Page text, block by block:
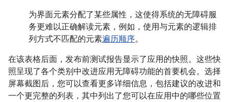
为界面元素分配了某些属性，这使得系统的无障碍服
务更难以正确解读元素，例如，使用与元素的逻辑排
列方式不匹配的元素遍历顺序。
在该表格后面，发布前测试报告显示了应用的快照。这些快
照呈现了各个类别中改进应用无障碍功能的首要机会。选择
屏幕截图后，您可以查看更多详细信息，包括建议的改进和
一个更完整的列表，其中列出了您可以在应用中的哪些位置